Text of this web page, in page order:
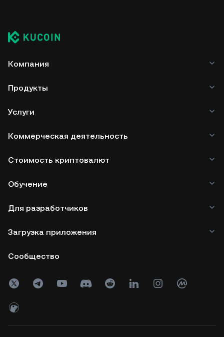
Компания
Продукты
Услуги
Коммерческая деятельность
Стоимость криптовалют
Обучение
Для разработчиков
Загрузка приложения
Сообщество